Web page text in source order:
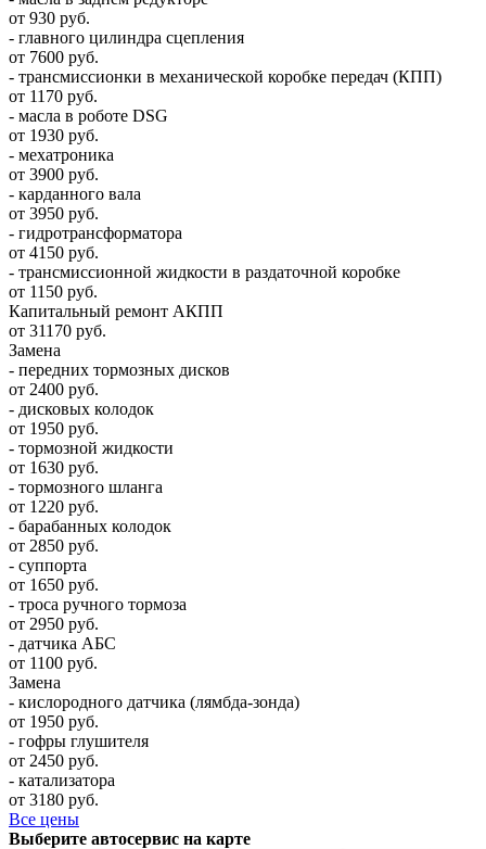
от 930 руб.
- главного цилиндра сцепления
от 7600 руб.
- трансмиссионки в механической коробке передач (КПП)
от 1170 руб.
- масла в роботе DSG
от 1930 руб.
- мехатроника
от 3900 руб.
- карданного вала
от 3950 руб.
- гидротрансформатора
от 4150 руб.
- трансмиссионной жидкости в раздаточной коробке
от 1150 руб.
Капитальный ремонт АКПП
от 31170 руб.
Замена
- передних тормозных дисков
от 2400 руб.
- дисковых колодок
от 1950 руб.
- тормозной жидкости
от 1630 руб.
- тормозного шланга
от 1220 руб.
- барабанных колодок
от 2850 руб.
- суппорта
от 1650 руб.
- троса ручного тормоза
от 2950 руб.
- датчика АБС
от 1100 руб.
Замена
- кислородного датчика (лямбда-зонда)
от 1950 руб.
- гофры глушителя
от 2450 руб.
- катализатора
от 3180 руб.
Все цены
Выберите автосервис на карте